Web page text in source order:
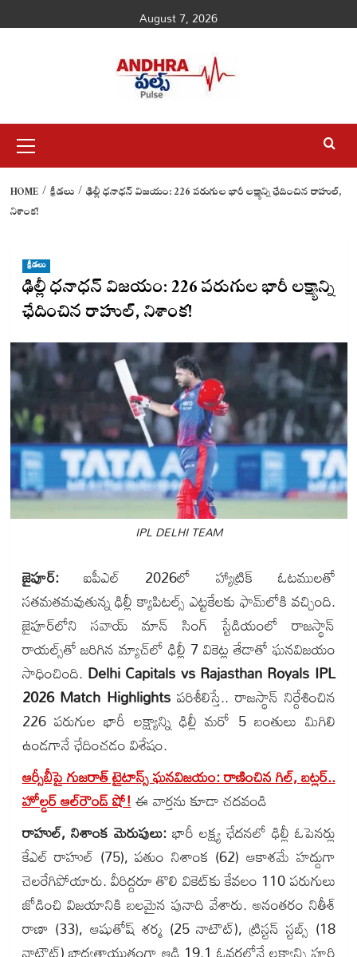
to
August 7, 2026
Menu
HOME క్రీడలు
ఢిల్లీ ధనాధన్ విజయం: 226 పరుగుల భారీ లక్ష్యాన్ని ఛేదించిన రాహుల్,
నిశాంక!
క్రీడలు
ఢిల్లీ ధనాధన్ విజయం: 226 పరుగుల భారీ లక్ష్యాన్ని
ఛేదించిన రాహుల్, నిశాంక!
IPL DELHI TEAM
జైపూర్:ఐపీఎల్ 2026లో హ్యాట్రిక్ ఓటములతో
సతమతమవుతున్న ఢిల్లీ క్యాపిటల్స్ ఎట్టకేలకు ఫామ్‌లోకి వచ్చింది.
జైపూర్‌లోని సవాయ్ మాన్ సింగ్ స్టేడియంలో రాజస్థాన్
రాయల్స్‌తో జరిగిన మ్యాచ్‌లో ఢిల్లీ 7 వికెట్ల తేడాతో ఘనవిజయం
సాధించింది. Delhi Capitals vs Rajasthan Royals IPL
2026 Match Highlights పరిశీలిస్తే.. రాజస్థాన్ నిర్దేశించిన
226 పరుగుల భారీ లక్ష్యాన్ని ఢిల్లీ మరో 5 బంతులు మిగిలి
ఉండగానే ఛేదించడం విశేషం.
ఆర్సీబీపై గుజరాత్ టైటాన్స్ ఘనవిజయం: రాణించిన గిల్, బట్లర్..
హోల్డర్ ఆల్‌రౌండ్ షో!ఈ వార్తను కూడా చదవండి
రాహుల్, నిశాంక మెరుపులు:భారీ లక్ష్య ఛేదనలో ఢిల్లీ ఓపెనర్లు
కేఎల్ రాహుల్ (75), పతుం నిశాంక (62) ఆకాశమే హద్దుగా
చెలరేగిపోయారు. వీరిద్దరూ తొలి వికెట్‌కు కేవలం 110 పరుగులు
జోడించి విజయానికి బలమైన పునాది వేశారు. అనంతరం నితీశ్
రాణా (33), ఆషుతోష్ శర్మ (25 నాటౌట్), ట్రిస్టన్ స్టబ్స్ (18